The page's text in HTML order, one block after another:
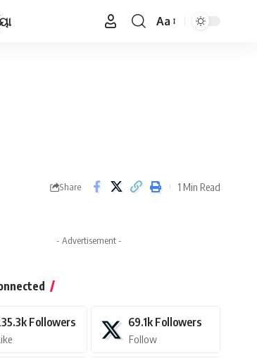
Font
Aa
Share 1 Min Read
- Advertisement -
Followers 69.1k Followers
Follow